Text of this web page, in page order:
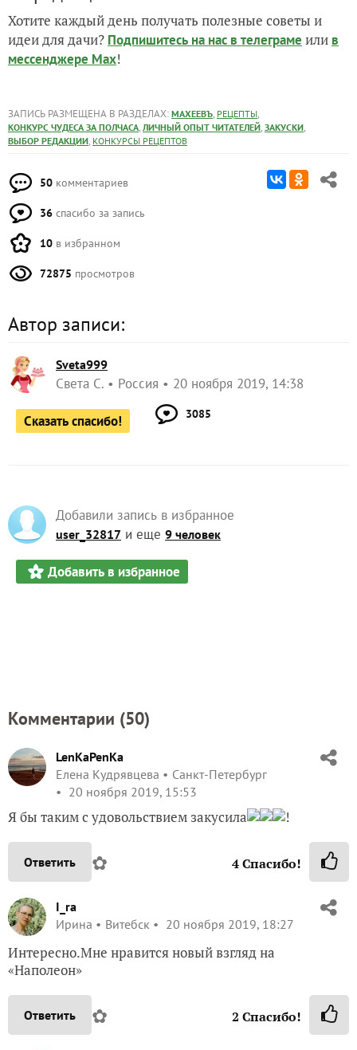
Хотите каждый день получать полезные советы и
идеи для дачи? Подпишитесь на нас в телеграме или в
мессенджере Max!
ЗАПИСЬ РАЗМЕЩЕНА В РАЗДЕЛАХ: МАХЕЕВЪ, РЕЦЕПТЫ,
КОНКУРС ЧУДЕСА ЗА ПОЛЧАСА, ЛИЧНЫЙ ОПЫТ ЧИТАТЕЛЕЙ, ЗАКУСКИ,
ВЫБОР РЕДАКЦИИ, КОНКУРСЫ РЕЦЕПТОВ
50 комментариев
36 спасибо за запись
10 в избранном
72875 просмотров
Автор записи:
Sveta999
Света С. Россия 20 ноября 2019, 14:38
Сказать спасибо! 3085
Добавили запись в избранное
user_32817 и еще 9 человек
Добавить в избранное
Комментарии (50)
LenKaPenKa
Елена Кудрявцева
Санкт-Петербург
20 ноября 2019, 15:53
Я бы таким с удовольствием закусила !
Ответить ✿ 4Спасибо!
I_ra
Ирина
Витебск 20 ноября 2019, 18:27
Интересно.Мне нравится новый взгляд на
«Наполеон»
Ответить ✿ 2 Спасибо!